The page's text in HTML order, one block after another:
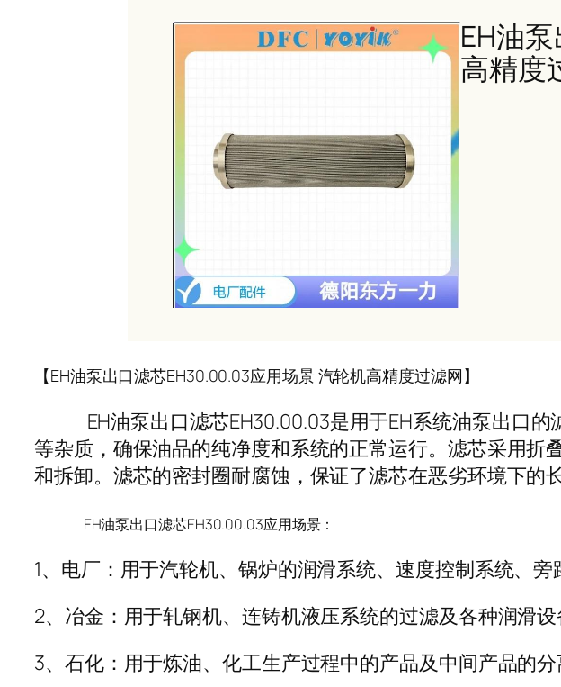
EH油
高精度
【EH油泵出口滤芯EH30.00.03应用场景 汽轮机高精度过滤网】
EH油泵出口滤芯EH30.00.03是用于EH系统油泵出口的
等杂质，确保油品的纯净度和系统的正常运行。滤芯采用
和拆卸。滤芯的密封圈耐腐蚀，保证了滤芯在恶劣环境下的
EH油泵出口滤芯EH30.00.03应用场景：
1、电厂：用于汽轮机、锅炉的润滑系统、速度控制系统、
2、冶金：用于轧钢机、连铸机液压系统的过滤及各种润滑设
3、石化：用于炼油、化工生产过程中的产品及中间产品的分